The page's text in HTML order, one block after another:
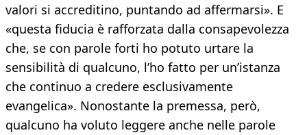
valori si accreditino, puntando ad affermarsi». E
«questa fiducia è rafforzata dalla consapevolezza
che, se con parole forti ho potuto urtare la
sensibilità di qualcuno, l’ho fatto per un’istanza
che continuo a credere esclusivamente
evangelica». Nonostante la premessa, però,
qualcuno ha voluto leggere anche nelle parole